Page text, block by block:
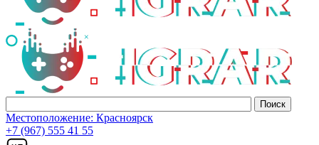
Местоположение: Красноярск
+7 (967) 555 41 55